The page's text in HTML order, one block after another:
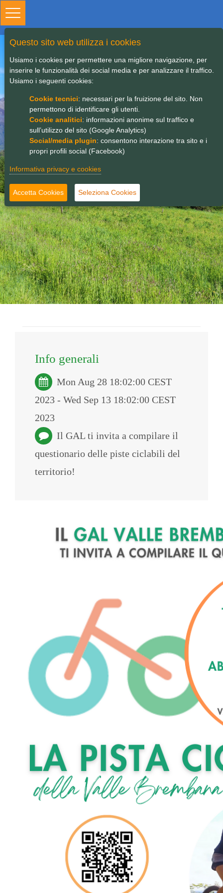
Toggle
Questionario ciclabili
GAL Valle Brembana
2020
Info generali
Mon Aug 28 18:02:00 CEST
2023 - Wed Sep 13 18:02:00 CEST
2023
Il GAL ti invita a compilare il
questionario delle piste ciclabili del
territorio!
Questo sito web utilizza i cookies
Usiamo i cookies per permettere una migliore navigazione, per
inserire le funzionalità dei social media e per analizzare il traffico.
Usiamo i seguenti cookies:
Cookie tecnici: necessari per la fruizione del sito. Non
permettono di identificare gli utenti.
Cookie analitici: informazioni anonime sul traffico e
sull’utilizzo del sito (Google Analytics)
Social/media plugin: consentono interazione tra sito e i
propri profili social (Facebook)
Informativa privacy e cookies
Accetta Cookies Seleziona Cookies